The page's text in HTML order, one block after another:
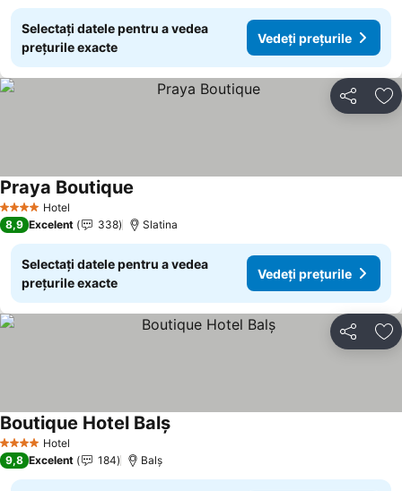
Selectați datele pentru a vedea
prețurile exacte
Vedeți prețurile
Distribuiți
4 Stele Hotel
Praya Boutique
8,9 Excelent 338 Slatina
Selectați datele pentru a vedea
prețurile exacte
Vedeți prețurile
Distribuiți
4 Stele Hotel
Boutique Hotel Balș
9,8 Excelent 184 Balş